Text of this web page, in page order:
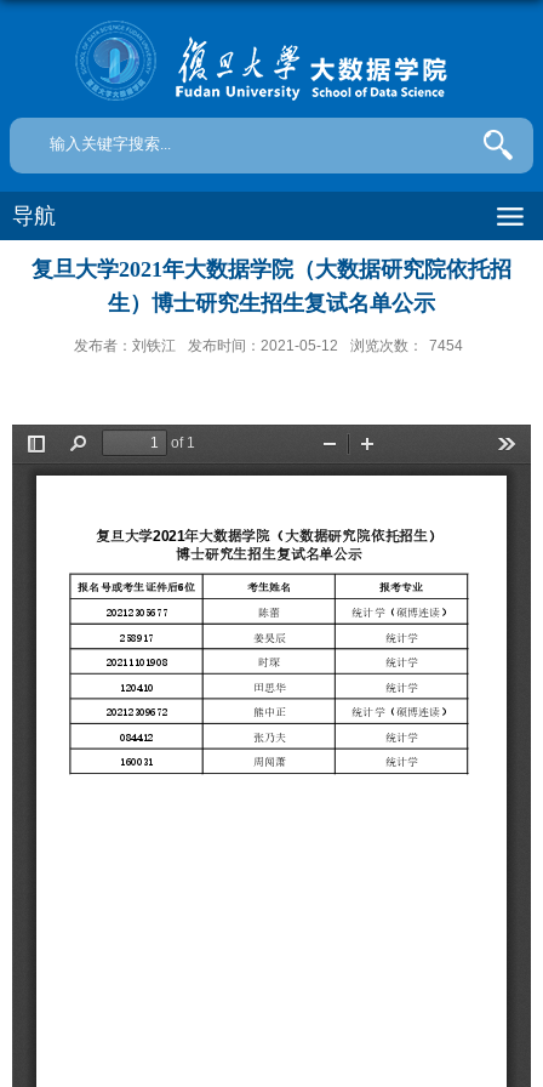
导航
复旦大学2021年大数据学院（大数据研究院依托招
生）博士研究生招生复试名单公示
发布者：刘铁江 发布时间：2021-05-12 浏览次数： 7454